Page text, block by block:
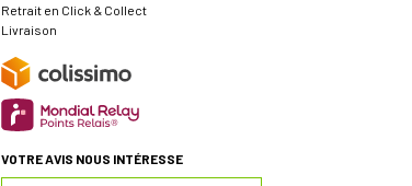
Retrait en Click & Collect
Livraison
VOTRE AVIS NOUS INTÉRESSE